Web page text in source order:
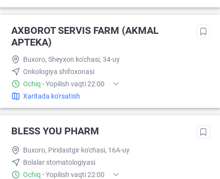
AXBOROT SERVIS FARM (AKMAL
APTEKA)
Buxoro, Sheyxon ko'chasi, 34-uy
Onkologiya shifoxonasi
Ochiq · Yopilish vaqti 22:00
Xaritada ko'rsatish
BLESS YOU PHARM
Buxoro, Piridastgir ko'chasi, 16A-uy
Bolalar stomatologiyasi
Ochiq · Yopilish vaqti 22:00